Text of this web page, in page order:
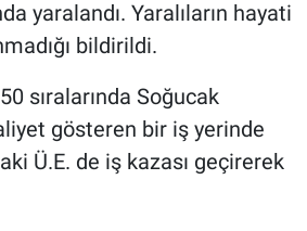
yaralandı. Yaralıların hayati
bildirildi.
sıralarında Soğucak
gösteren bir iş yerinde
Ü.E. de iş kazası geçirerek